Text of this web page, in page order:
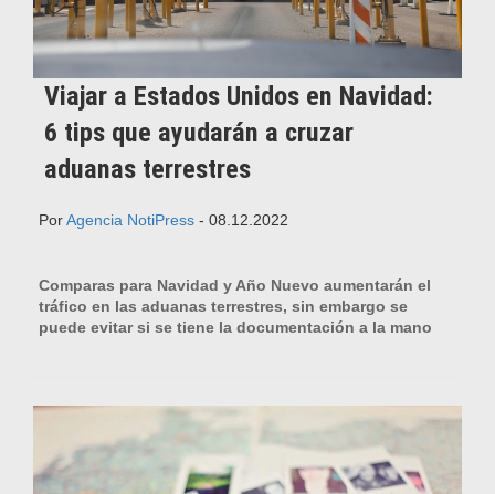
Viajar a Estados Unidos en Navidad:
6 tips que ayudarán a cruzar
aduanas terrestres
PorAgencia NotiPress - 08.12.2022
Comparas para Navidad y Año Nuevo aumentarán el
tráfico en las aduanas terrestres, sin embargo se
puede evitar si se tiene la documentación a la mano